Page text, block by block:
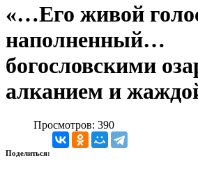
«…Его живой
наполненный…
богословскими
алканием и
Просмотров: 390
Поделиться: